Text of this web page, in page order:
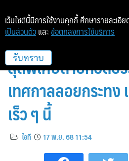
ออปโป้เตรียมปล่อยวิ
สุดพิเศษถ่ายทอดบ
เทศกาลลอยกระทง
เร็ว ๆ นี้
ไอที 17 พ.ย. 68 11:54
เว็บไซต์นี้มีการใช้งานคุกกี้ ศึกษารายละเอีย
เป็นส่วนตัว และ ข้อตกลงการใช้บริการ
รับทราบ